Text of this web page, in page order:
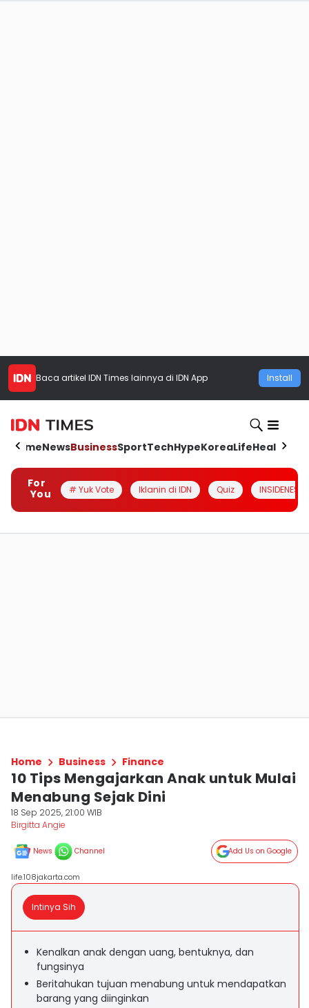
Baca artikel IDN Times lainnya di IDN App Install
HomeNewsBusinessSportTechHypeKoreaLifeHealth
For
You
# Yuk Vote Iklanin di IDN Quiz INSIDENESIA
Home Business Finance
10 Tips Mengajarkan Anak untuk Mulai
Menabung Sejak Dini
18 Sep 2025, 21:00 WIB
Birgitta Angie
News Channel Add Us on Google
life.108jakarta.com
Intinya Sih
Kenalkan anak dengan uang, bentuknya, dan
fungsinya
Beritahukan tujuan menabung untuk mendapatkan
barang yang diinginkan